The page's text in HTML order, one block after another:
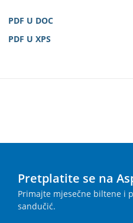
PDF U DOC
PDF U XPS
Pretplatite se na
Primajte mjesečne biltene i
sandučić.